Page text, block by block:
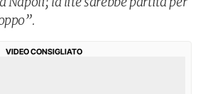
VIDEO CONSIGLIATO